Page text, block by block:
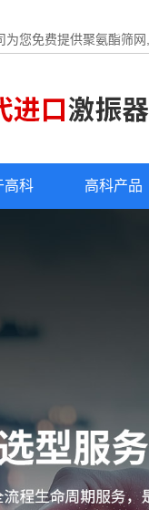
为您免费提供聚氨酯筛网
高科 高科产品